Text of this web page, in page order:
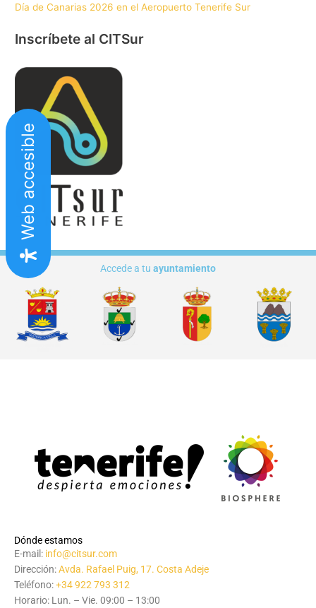
Día de Canarias 2026 en el Aeropuerto Tenerife Sur
Inscríbete al CITSur
Accede a tu ayuntamiento
Dónde estamos
E-mail: info@citsur.com
Dirección:Avda. Rafael Puig, 17. Costa Adeje
Teléfono:+34 922 793 312
Horario: Lun. – Vie. 09:00 – 13:00
Web accesible